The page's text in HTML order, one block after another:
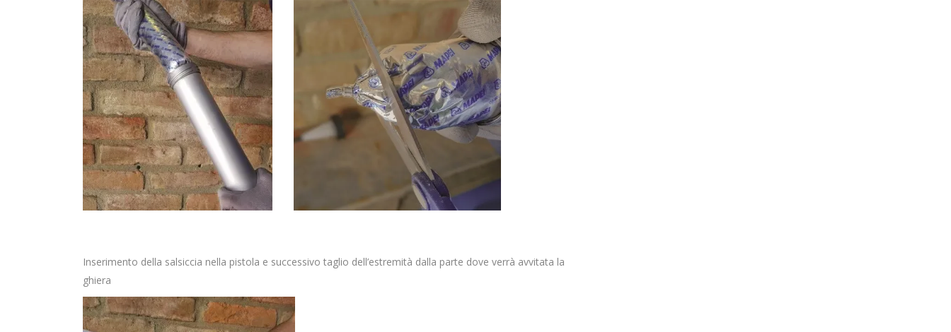
Inserimento della salsiccia nella pistola e successivo taglio dell’estremità dalla parte dove verrà avvitata la
ghiera